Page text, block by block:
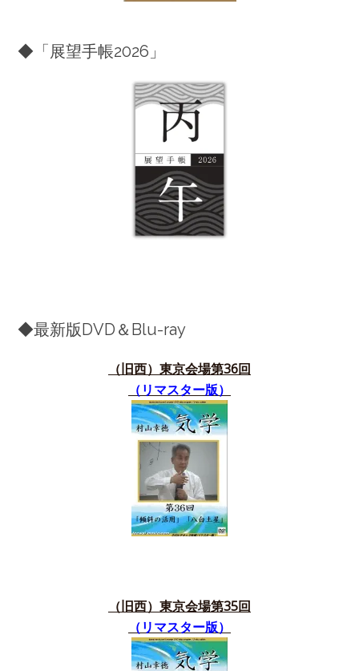
◆「展望手帳2026」
◆最新版DVD＆Blu-ray
（旧西）東京会場第36回
（リマスター版）
（旧西）東京会場第35回
（リマスター版）